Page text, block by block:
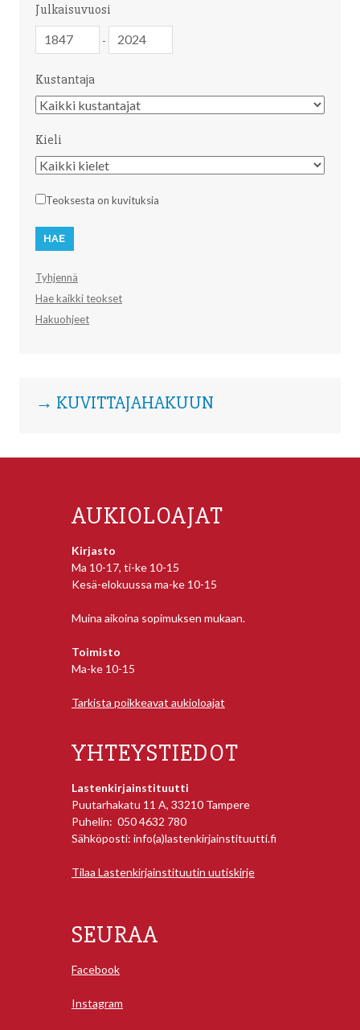
Julkaisuvuosi
-
Kustantaja
Kustantaja
Kieli
Kieli
Teoksesta on kuvituksia
Tyhjennä
Hae kaikki teokset
Hakuohjeet
→ KUVITTAJAHAKUUN
AUKIOLOAJAT
Kirjasto
Ma 10-17, ti-ke 10-15
Kesä-elokuussa ma-ke 10-15
Muina aikoina sopimuksen mukaan.
Toimisto
Ma-ke 10-15
Tarkista poikkeavat aukioloajat
YHTEYSTIEDOT
Lastenkirjainstituutti
Puutarhakatu 11 A, 33210 Tampere
Puhelin: 050 4632 780
Sähköposti: info(a)lastenkirjainstituutti.fi
Tilaa Lastenkirjainstituutin uutiskirje
SEURAA
Facebook
Instagram